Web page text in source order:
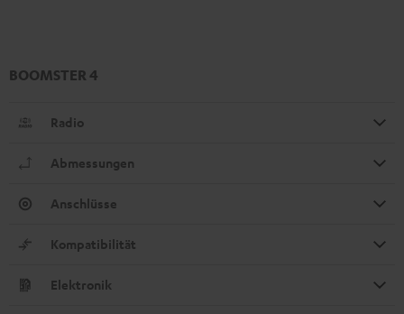
BOOMSTER 4
Radio
Abmessungen
Anschlüsse
Kompatibilität
Elektronik